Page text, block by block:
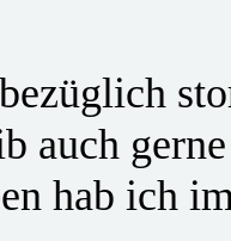
auch
hab ich